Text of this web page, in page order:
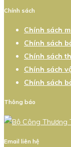
Chính sách
Chính sách
Chính sách
Chính sách
Chính sách
Chính sách
Thông báo
Email liên hệ